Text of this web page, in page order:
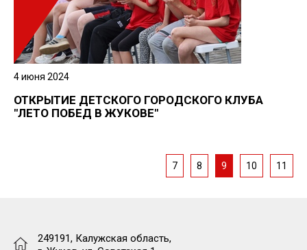
4 июня 2024
ОТКРЫТИЕ ДЕТСКОГО ГОРОДСКОГО КЛУБА
"ЛЕТО ПОБЕД В ЖУКОВЕ"
7 8 9 10 11
249191, Калужская область,